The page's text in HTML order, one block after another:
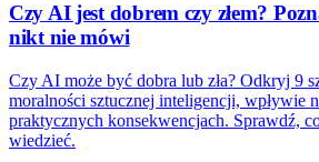
Czy AI jest dobrem czy złem?
nikt nie mówi
Czy AI może być dobra lub zła? Odkryj 9
moralności sztucznej inteligencji, wpływie
praktycznych konsekwencjach. Sprawdź,
wiedzieć.